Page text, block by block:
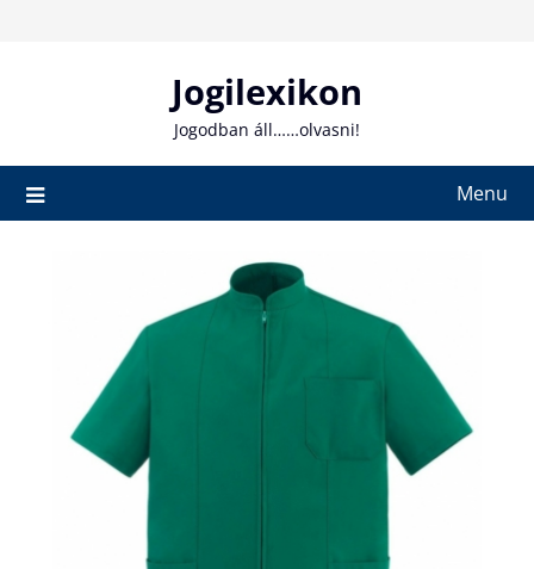
Jogilexikon
Jogodban áll……olvasni!
Menu